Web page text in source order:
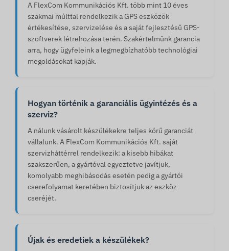
A FlexCom Kommunikációs Kft. több mint 10 éves
szakmai múlttal rendelkezik a GPS eszközök
értékesítése, szervizelése és a saját fejlesztésű GPS-
szoftverek létrehozása terén. Szakértelmünk garancia
arra, hogy ügyfeleink a legmegbízhatóbb technológiai
megoldásokat kapják.
Hogyan történik a garanciális ügyintézés és a
szerviz?
A nálunk vásárolt készülékekre teljes körű garanciát
vállalunk. A FlexCom Kommunikációs Kft. saját
szervizháttérrel rendelkezik: a kisebb hibákat
szakszerűen, a gyártóval egyeztetve javítjuk,
komolyabb meghibásodás esetén pedig a gyártói
cserefolyamat keretében biztosítjuk az eszköz
cseréjét.
Újak és eredetiek a készülékek?